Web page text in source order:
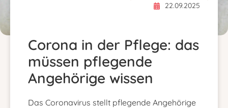
22.09.2025
Corona in der Pflege: das
müssen pflegende
Angehörige wissen
Das Coronavirus stellt pflegende Angehörige